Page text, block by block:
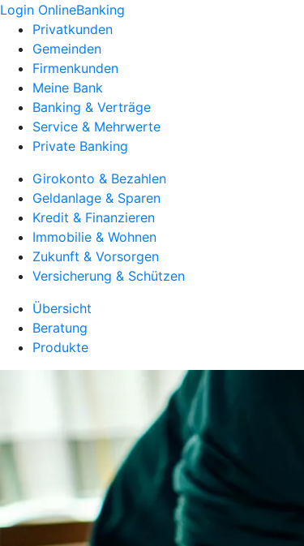
Login OnlineBanking
Privatkunden
Gemeinden
Firmenkunden
Meine Bank
Banking & Verträge
Service & Mehrwerte
Private Banking
Girokonto & Bezahlen
Geldanlage & Sparen
Kredit & Finanzieren
Immobilie & Wohnen
Zukunft & Vorsorgen
Versicherung & Schützen
Übersicht
Beratung
Produkte